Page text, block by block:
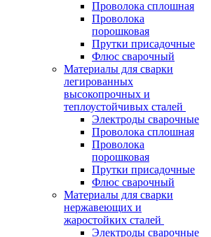
Проволока сплошная
Проволока
порошковая
Прутки присадочные
Флюс сварочный
Материалы для сварки
легированных
высокопрочных и
теплоустойчивых сталей
Электроды сварочные
Проволока сплошная
Проволока
порошковая
Прутки присадочные
Флюс сварочный
Материалы для сварки
нержавеющих и
жаростойких сталей
Электроды сварочные